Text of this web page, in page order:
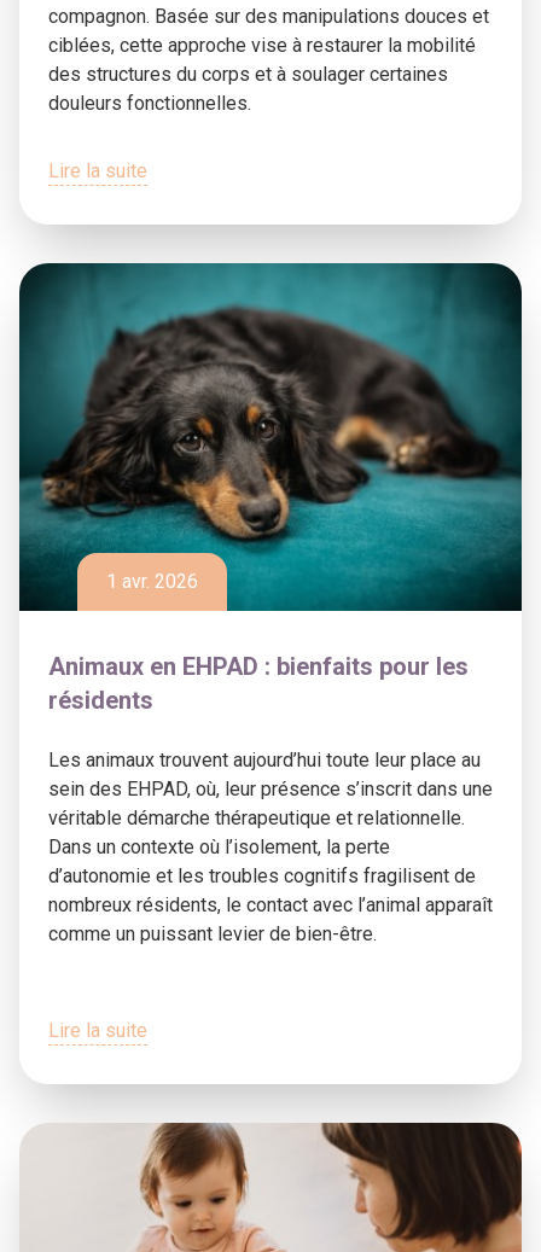
compagnon. Basée sur des manipulations douces et
ciblées, cette approche vise à restaurer la mobilité
des structures du corps et à soulager certaines
douleurs fonctionnelles.
Lire la suite
1 avr. 2026
Animaux en EHPAD : bienfaits pour les
résidents
Les animaux trouvent aujourd’hui toute leur place au
sein des EHPAD, où, leur présence s’inscrit dans une
véritable démarche thérapeutique et relationnelle.
Dans un contexte où l’isolement, la perte
d’autonomie et les troubles cognitifs fragilisent de
nombreux résidents, le contact avec l’animal apparaît
comme un puissant levier de bien-être.
Lire la suite